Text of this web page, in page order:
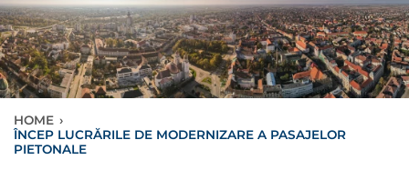
HOME ›
ÎNCEP LUCRĂRILE DE MODERNIZARE A PASAJELOR
PIETONALE